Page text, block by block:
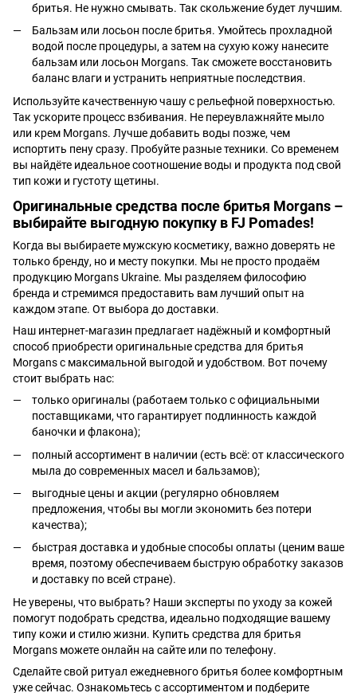
бритья. Не нужно смывать. Так скольжение будет лучшим.
Бальзам или лосьон после бритья. Умойтесь прохладной
водой после процедуры, а затем на сухую кожу нанесите
бальзам или лосьон Morgans. Так сможете восстановить
баланс влаги и устранить неприятные последствия.
Используйте качественную чашу с рельефной поверхностью.
Так ускорите процесс взбивания. Не переувлажняйте мыло
или крем Morgans. Лучше добавить воды позже, чем
испортить пену сразу. Пробуйте разные техники. Со временем
вы найдёте идеальное соотношение воды и продукта под свой
тип кожи и густоту щетины.
Оригинальные средства после бритья Morgans –
выбирайте выгодную покупку в FJ Pomades!
Когда вы выбираете мужскую косметику, важно доверять не
только бренду, но и месту покупки. Мы не просто продаём
продукцию Morgans Ukraine. Мы разделяем философию
бренда и стремимся предоставить вам лучший опыт на
каждом этапе. От выбора до доставки.
Наш интернет-магазин предлагает надёжный и комфортный
способ приобрести оригинальные средства для бритья
Morgans с максимальной выгодой и удобством. Вот почему
стоит выбрать нас:
только оригиналы (работаем только с официальными
поставщиками, что гарантирует подлинность каждой
баночки и флакона);
полный ассортимент в наличии (есть всё: от классического
мыла до современных масел и бальзамов);
выгодные цены и акции (регулярно обновляем
предложения, чтобы вы могли экономить без потери
качества);
быстрая доставка и удобные способы оплаты (ценим ваше
время, поэтому обеспечиваем быструю обработку заказов
и доставку по всей стране).
Не уверены, что выбрать? Наши эксперты по уходу за кожей
помогут подобрать средства, идеально подходящие вашему
типу кожи и стилю жизни. Купить средства для бритья
Morgans можете онлайн на сайте или по телефону.
Сделайте свой ритуал ежедневного бритья более комфортным
уже сейчас. Ознакомьтесь с ассортиментом и подберите